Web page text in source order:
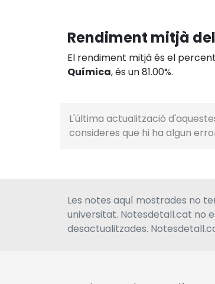
Rendiment mitjà
El rendiment mitjà és el
Química, és un 81.00%.
L'última actualització
consideres que hi ha algun
Les notes aquí mostrades no
universitat. Notesdetall.cat no
desactualitzades.